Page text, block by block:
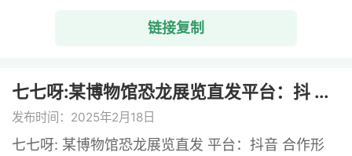
链接复制
七七呀:某博物馆恐龙展览直发平台：抖 ...
发布时间：2025年2月18日
七七呀: 某博物馆恐龙展览直发 平台：抖音 合作形